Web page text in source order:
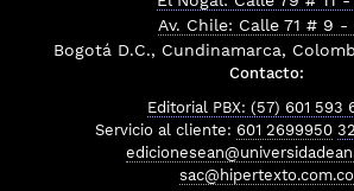
Av. Chile: Calle 71 # 9 -
Bogotá D.C., Cundinamarca,
Contacto:
Editorial PBX: (57) 601 593
Servicio al cliente: 601 2699950
sac@hipertexto.com.co